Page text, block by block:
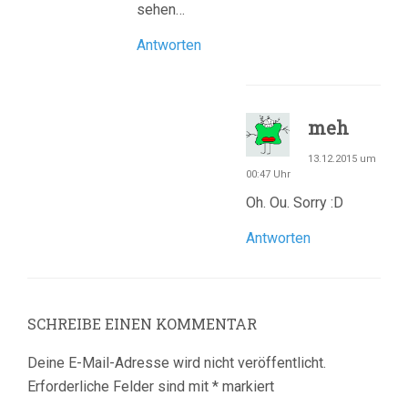
sehen…
Antworten
meh
13.12.2015 um
00:47 Uhr
Oh. Ou. Sorry :D
Antworten
SCHREIBE EINEN KOMMENTAR
Deine E-Mail-Adresse wird nicht veröffentlicht.
Erforderliche Felder sind mit * markiert